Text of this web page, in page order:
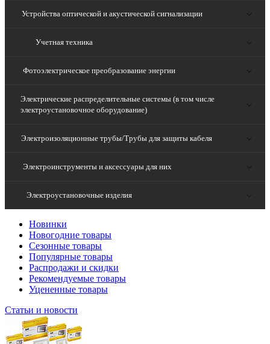
Устройства оптической и акустической сигнализации
Учетная техника
Фотоэлектрическое преобразование энергии
Электрические распределительные системы (в том числе
электроустановочное оборудование)
Электроизоляционные трубы/Трубы для защиты кабеля
Электроинструменты и аксессуары для них
Электроустановочные изделия
Новинки
Новогодние товары
Сезонные товары
Популярные товары
Распродажи и скидки
Рекомендуемые товары
Уцененные товары
Статьи и новости